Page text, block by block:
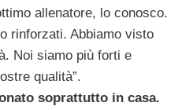
allenatore, lo conosco.
rinforzati. Abbiamo visto
Noi siamo più forti e
qualità”.
soprattutto in casa.